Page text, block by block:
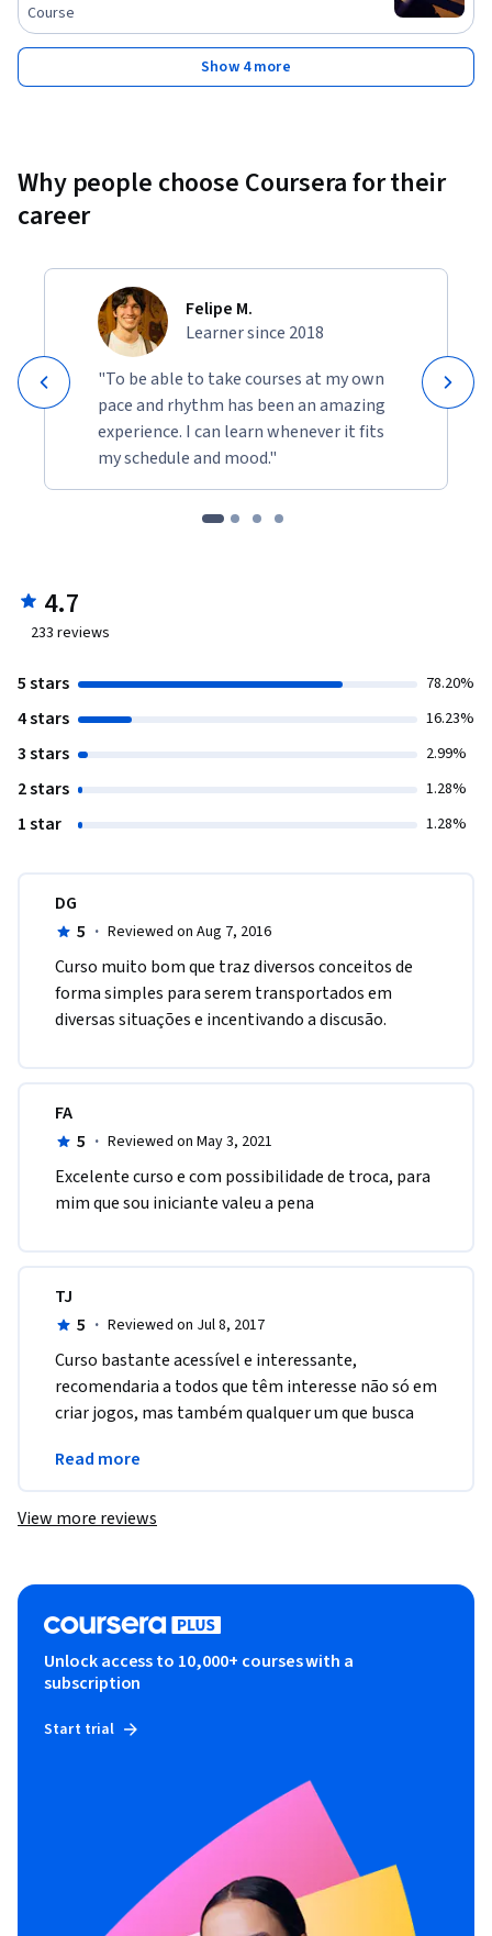
Course
Show 4 more
Why people choose Coursera for their
career
Felipe M.
Learner since 2018
"To be able to take courses at my own
pace and rhythm has been an amazing
experience. I can learn whenever it fits
my schedule and mood."
4.7
233 reviews
5 stars 78.20%
4 stars 16.23%
3 stars 2.99%
2 stars 1.28%
1 star 1.28%
DG
5 · Reviewed on Aug 7, 2016
Curso muito bom que traz diversos conceitos de
forma simples para serem transportados em
diversas situações e incentivando a discusão.
FA
5 · Reviewed on May 3, 2021
Excelente curso e com possibilidade de troca, para
mim que sou iniciante valeu a pena
TJ
5 · Reviewed on Jul 8, 2017
Curso bastante acessível e interessante,
recomendaria a todos que têm interesse não só em
criar jogos, mas também qualquer um que busca
cultura.
Read more
View more reviews
Unlock access to 10,000+ courses with a
subscription
Start trial